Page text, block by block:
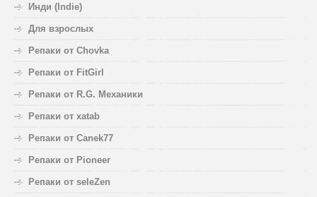
Инди (Indie)
Для взрослых
Репаки от Chovka
Репаки от FitGirl
Репаки от R.G. Механики
Репаки от xatab
Репаки от Canek77
Репаки от Pioneer
Репаки от seleZen